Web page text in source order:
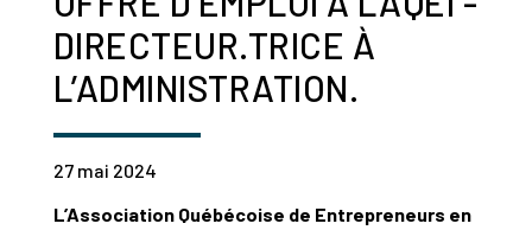
DIRECTEUR.TRICE À
L’ADMINISTRATION.
27 mai 2024
L’Association Québécoise de Entrepreneurs en